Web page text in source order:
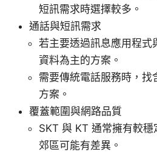
短訊需求時選擇較多。
通話與短訊需求
若主要透過訊息應用程式
資料為主的方案。
需要傳統電話服務時，找
方案。
覆蓋範圍與網路品質
SKT 與 KT 通常擁有較穩
郊區可能有差異。